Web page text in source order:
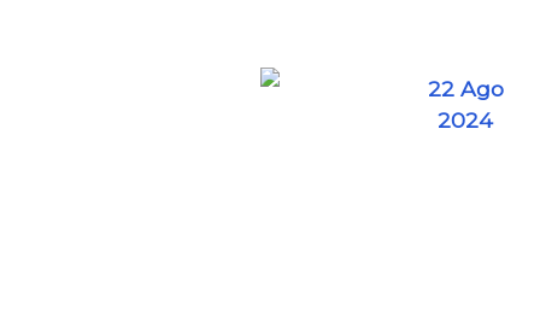
22 Ago
2024